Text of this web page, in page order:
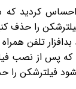
کردید که
را حذف
تلفن
که پس از نصب
فیلترشکن را